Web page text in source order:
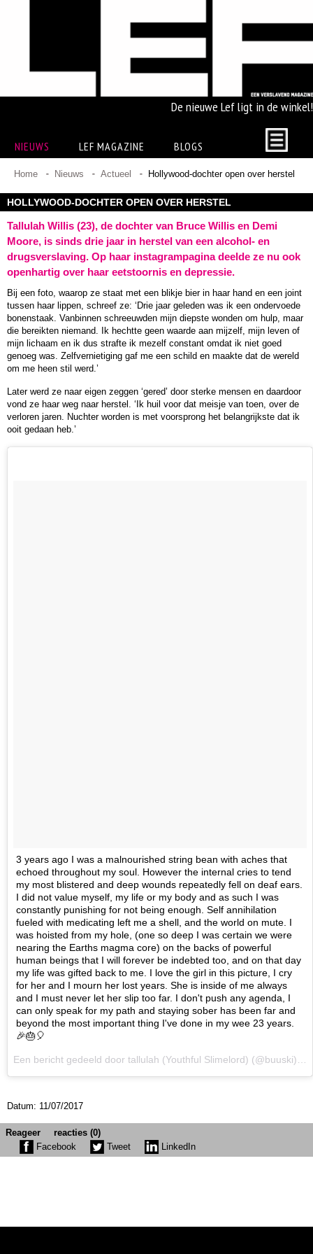
De nieuwe Lef ligt in de winkel!
NIEUWS LEF MAGAZINE BLOGS
Home Nieuws Actueel Hollywood-dochter open over herstel
HOLLYWOOD-DOCHTER OPEN OVER HERSTEL
Tallulah Willis (23), de dochter van Bruce Willis en Demi
Moore, is sinds drie jaar in herstel van een alcohol- en
drugsverslaving. Op haar instagrampagina deelde ze nu ook
openhartig over haar eetstoornis en depressie.
Bij een foto, waarop ze staat met een blikje bier in haar hand en een joint
tussen haar lippen, schreef ze: ‘Drie jaar geleden was ik een ondervoede
bonenstaak. Vanbinnen schreeuwden mijn diepste wonden om hulp, maar
die bereikten niemand. Ik hechtte geen waarde aan mijzelf, mijn leven of
mijn lichaam en ik dus strafte ik mezelf constant omdat ik niet goed
genoeg was. Zelfvernietiging gaf me een schild en maakte dat de wereld
om me heen stil werd.’
Later werd ze naar eigen zeggen ‘gered’ door sterke mensen en daardoor
vond ze haar weg naar herstel. ‘Ik huil voor dat meisje van toen, over de
verloren jaren. Nuchter worden is met voorsprong het belangrijkste dat ik
ooit gedaan heb.’
3 years ago I was a malnourished string bean with aches that
echoed throughout my soul. However the internal cries to tend
my most blistered and deep wounds repeatedly fell on deaf ears.
I did not value myself, my life or my body and as such I was
constantly punishing for not being enough. Self annihilation
fueled with medicating left me a shell, and the world on mute. I
was hoisted from my hole, (one so deep I was certain we were
nearing the Earths magma core) on the backs of powerful
human beings that I will forever be indebted too, and on that day
my life was gifted back to me. I love the girl in this picture, I cry
for her and I mourn her lost years. She is inside of me always
and I must never let her slip too far. I don't push any agenda, I
can only speak for my path and staying sober has been far and
beyond the most important thing I've done in my wee 23 years.
🎉🎂🎈
Datum: 11/07/2017
Reageer
reacties (0)
Facebook
Tweet LinkedIn